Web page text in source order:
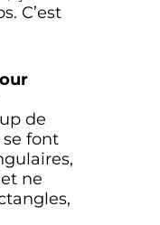
C’est
de
font
ne